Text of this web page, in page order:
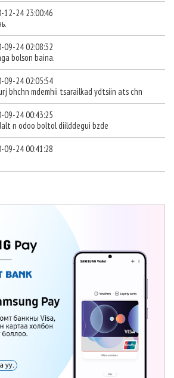
12-24 23:00:46
09-24 02:08:32
bolson baina.
09-24 02:05:54
bhchn mdemhii tsarailkad ydtsiin ats chn
09-24 00:43:25
n odoo boltol diilddegui bzde
09-24 00:41:28